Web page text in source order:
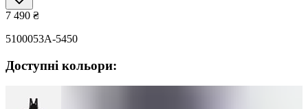
7 490 ₴
5100053A-5450
Доступні кольори: